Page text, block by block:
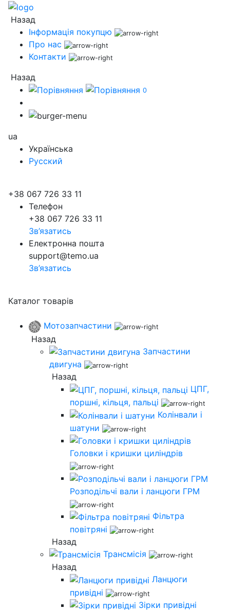
Назад
Інформація покупцю
Про нас
Контакти
Назад
0
ua
Українська
Русский
+38 067 726 33 11
Телефон
+38 067 726 33 11
Зв’язатись
Електронна пошта
support@temo.ua
Зв’язатись
Каталог товарів
Мотозапчастини
Назад
Запчастини
двигуна
Назад
ЦПГ,
поршні, кільця, пальці
Колінвали і
шатуни
Головки і кришки циліндрів
Розподільчі вали і ланцюги ГРМ
Фільтра
повітряні
Назад
Трансмісія
Назад
Ланцюги
привідні
Зірки привідні